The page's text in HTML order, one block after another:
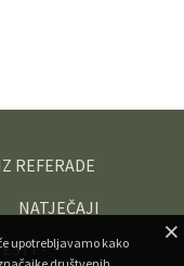
REFERADE
NATJEČAJI
-
upotrebljavamo kako